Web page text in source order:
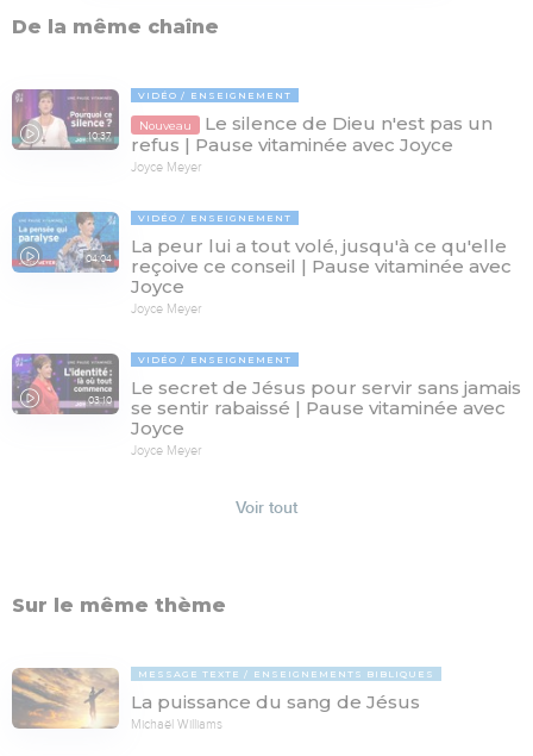
De la même chaîne
10:37
VIDÉO ENSEIGNEMENT
Nouveau
Le silence de Dieu n'est pas un
refus | Pause vitaminée avec Joyce
Joyce Meyer
04:04
VIDÉO ENSEIGNEMENT
La peur lui a tout volé, jusqu'à ce qu'elle
reçoive ce conseil | Pause vitaminée avec
Joyce
Joyce Meyer
03:10
VIDÉO ENSEIGNEMENT
Le secret de Jésus pour servir sans jamais
se sentir rabaissé | Pause vitaminée avec
Joyce
Joyce Meyer
Voir tout
Sur le même thème
MESSAGE TEXTE ENSEIGNEMENTS BIBLIQUES
La puissance du sang de Jésus
Michaël Williams